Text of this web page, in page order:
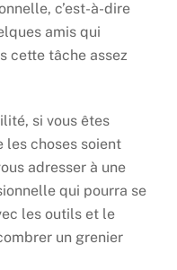
c’est-à-dire
amis qui
cette tâche assez
si vous êtes
les choses soient
adresser à une
qui pourra se
les outils et le
un grenier